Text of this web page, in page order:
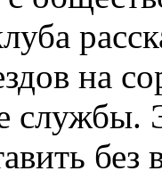
на
службы.
без